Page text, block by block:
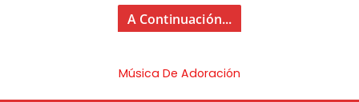
A Continuación...
Música De Adoración